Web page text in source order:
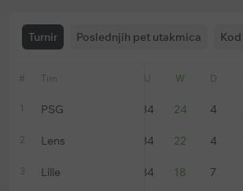
Turnir Poslednjih pet utakmica
# Tim U W D
1 PSG 34 24 4
2 Lens 34 22 4
3 Lille 34 18 7